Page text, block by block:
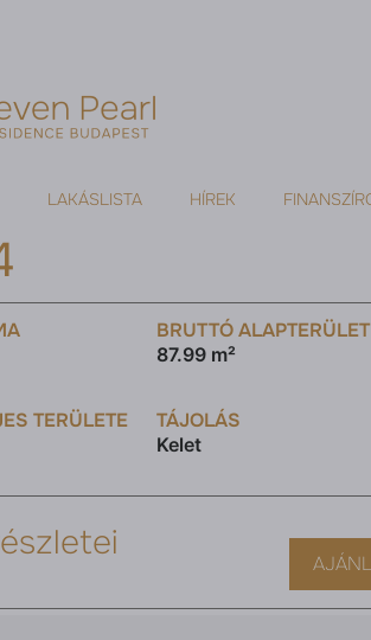
LAKÁSLISTA HÍREK
BRUTTÓ ALAPTERÜLET
87.99 m²
TERÜLETE TÁJOLÁS
Kelet